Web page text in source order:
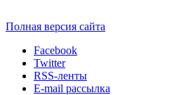
Полная версия сайта
Facebook
Twitter
RSS-ленты
E-mail рассылка